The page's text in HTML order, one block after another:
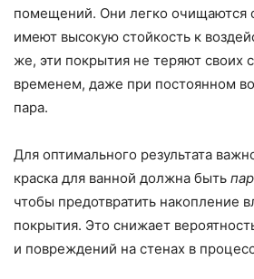
помещений. Они легко очищаются
имеют высокую стойкость к
же, эти покрытия не теряют своих
временем, даже при постоянном
пара.
Для оптимального результата
краска для ванной должна быть
чтобы предотвратить накопление
покрытия. Это снижает
и повреждений на стенах в